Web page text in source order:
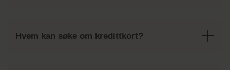
Hvem kan søke om kredittkort?